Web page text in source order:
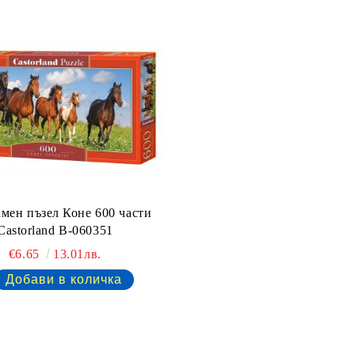
пъзел Коне 600 части
B-060351
€6.65
13.01лв.